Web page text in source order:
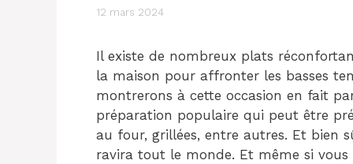
12 mars 2024
Il existe de nombreux plats
la maison pour affronter les basses
montrerons à cette occasion en fait
préparation populaire qui peut être
au four, grillées, entre autres. Et bien
ravira tout le monde. Et même si